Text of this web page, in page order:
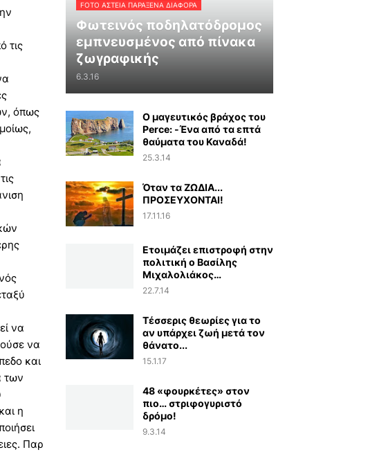
τις
όπως
να
να
και
των
η
Παρ
FOTO ΑΣΤΕΙΑ ΠΑΡΑΞΕΝΑ ΔΙΑΦΟΡΑ
Φωτεινός ποδηλατόδρομος
εμπνευσμένος από πίνακα
ζωγραφικής
6.3.16
Ο μαγευτικός βράχος του
Perce: -Ένα από τα επτά
θαύματα του Καναδά!
25.3.14
Όταν τα ΖΩΔΙΑ...
ΠΡΟΣΕΥΧΟΝΤΑΙ!
17.11.16
Ετοιμάζει επιστροφή στην
πολιτική ο Βασίλης
Μιχαλολιάκος…
22.7.14
Τέσσερις θεωρίες για το
αν υπάρχει ζωή μετά τον
θάνατο...
15.1.17
48 «φουρκέτες» στον
πιο… στριφογυριστό
δρόμο!
9.3.14